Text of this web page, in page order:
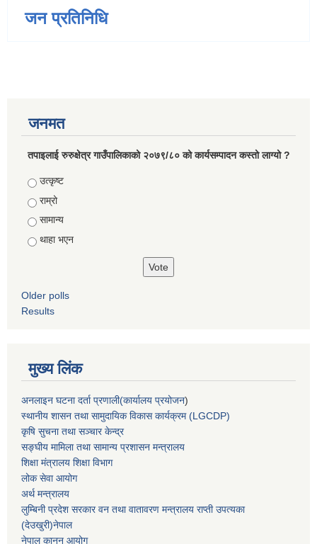
जन प्रतिनिधि
जनमत
तपाइलाई रुरुक्षेत्र गाउँपालिकाको २०७९/८० को कार्यसम्पादन कस्तो लाग्यो ?
Choices
उत्कृष्ट
राम्रो
सामान्य
थाहा भएन
Older polls
Results
मुख्य लिंक
अनलाइन घटना दर्ता प्रणाली(कार्यालय प्रयोजन)
स्थानीय शासन तथा सामुदायिक विकास कार्यक्रम (LGCDP)
कृषि सुचना तथा सञ्चार केन्द्र
सङ्घीय मामिला तथा सामान्य प्रशासन मन्त्रालय
शिक्षा मंत्रालय शिक्षा विभाग
लोक सेवा आयोग
अर्थ मन्त्रालय
लुम्बिनी प्रदेश सरकार वन तथा वातावरण मन्त्रालय राप्ती उपत्यका
(देउखुरी)नेपाल
नेपाल कानुन आयोग